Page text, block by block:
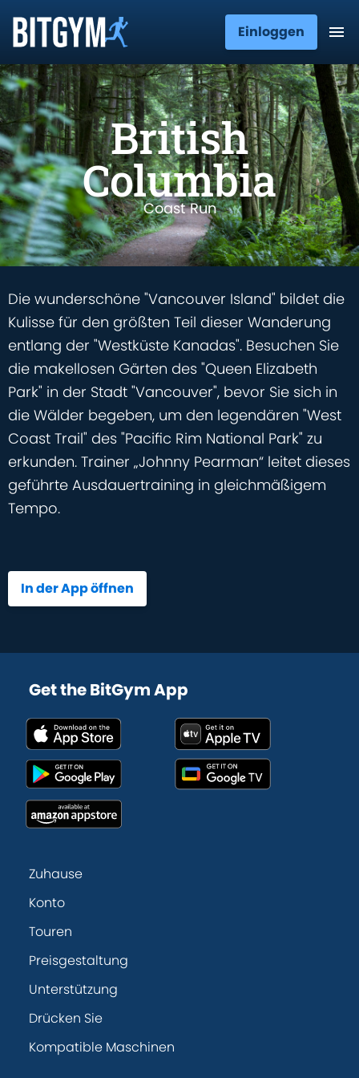
Einloggen
British
Columbia
Coast Run
Die wunderschöne "Vancouver Island" bildet die
Kulisse für den größten Teil dieser Wanderung
entlang der "Westküste Kanadas". Besuchen Sie
die makellosen Gärten des "Queen Elizabeth
Park" in der Stadt "Vancouver", bevor Sie sich in
die Wälder begeben, um den legendären "West
Coast Trail" des "Pacific Rim National Park" zu
erkunden. Trainer „Johnny Pearman“ leitet dieses
geführte Ausdauertraining in gleichmäßigem
Tempo.
In der App öffnen
Get the BitGym App
Zuhause
Konto
Touren
Preisgestaltung
Unterstützung
Drücken Sie
Kompatible Maschinen